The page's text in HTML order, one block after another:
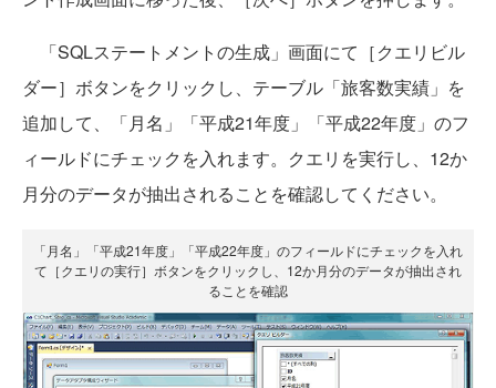
「SQLステートメントの生成」画面にて［クエリビル
ダー］ボタンをクリックし、テーブル「旅客数実績」を
追加して、「月名」「平成21年度」「平成22年度」のフ
ィールドにチェックを入れます。クエリを実行し、12か
月分のデータが抽出されることを確認してください。
「月名」「平成21年度」「平成22年度」のフィールドにチェックを入れ
て［クエリの実行］ボタンをクリックし、12か月分のデータが抽出され
ることを確認